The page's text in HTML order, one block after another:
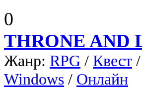
0
THRONE AND
Жанр: RPG / Квест /
Windows / Онлайн